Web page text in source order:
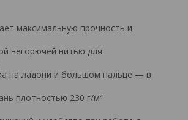
максимальную прочность и
негорючей нитью для
на ладони и большом пальце — в
плотностью 230 г/м²